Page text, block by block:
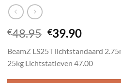
€48.95
was:
€48.95.
€39.90Huidige
is:
€39.90.
BeamZ LS25T lichtstandaard
25kg Lichtstatieven 47.00